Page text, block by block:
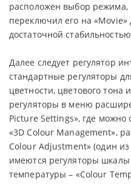
расположен выбор
переключил его на «Movie»
достаточной
Далее следует регулятор
стандартные регуляторы
цветности, цветового тона
регуляторы в меню
Picture Settings», где можно
«3D Colour Management»,
Colour Adjustment» (один
имеются регуляторы
температуры – «Colour